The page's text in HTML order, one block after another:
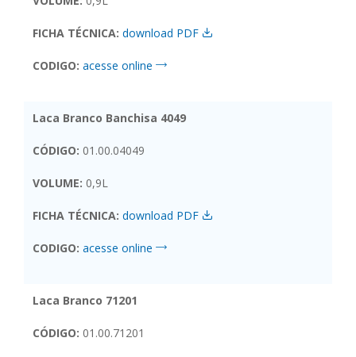
FICHA TÉCNICA: download PDF
CODIGO: acesse online
Laca Branco Banchisa 4049
CÓDIGO: 01.00.04049
VOLUME: 0,9L
FICHA TÉCNICA: download PDF
CODIGO: acesse online
Laca Branco 71201
CÓDIGO: 01.00.71201